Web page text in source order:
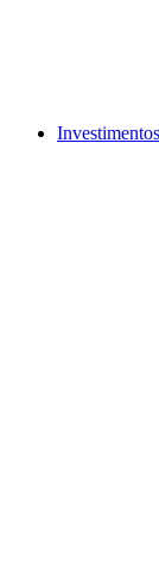
Investimentos